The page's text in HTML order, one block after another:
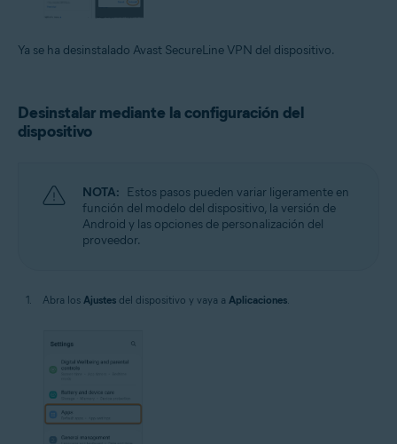
Ya se ha desinstalado Avast SecureLine VPN del dispositivo.
Desinstalar mediante la configuración del
dispositivo
NOTA: Estos pasos pueden variar ligeramente en
función del modelo del dispositivo, la versión de
Android y las opciones de personalización del
proveedor.
Abra los Ajustes del dispositivo y vaya a Aplicaciones